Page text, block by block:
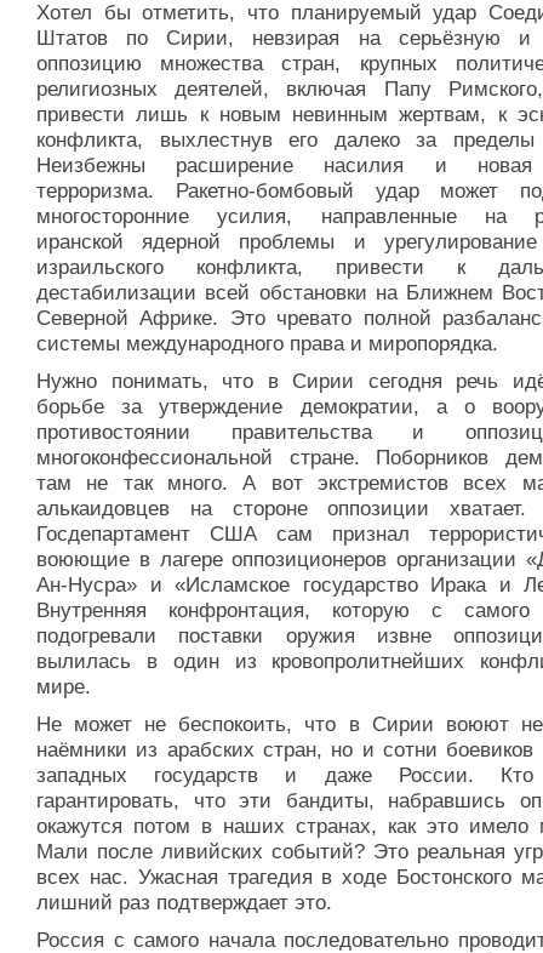
Хотел бы отметить, что планируемый удар
Штатов по Сирии, невзирая на серьёзную и
оппозицию множества стран, крупных
религиозных деятелей, включая Папу
привести лишь к новым невинным жертвам, к
конфликта, выхлестнув его далеко за
Неизбежны расширение насилия и новая
терроризма. Ракетно-бомбовый удар может
многосторонние усилия, направленные на
иранской ядерной проблемы и
израильского конфликта, привести к
дестабилизации всей обстановки на Ближнем
Северной Африке. Это чревато полной
системы международного права и миропорядка.
Нужно понимать, что в Сирии сегодня речь
борьбе за утверждение демократии, а о
противостоянии правительства и
многоконфессиональной стране. Поборников
там не так много. А вот экстремистов всех
алькаидовцев на стороне оппозиции хватает.
Госдепартамент США сам признал
воюющие в лагере оппозиционеров организации
Ан-Нусра» и «Исламское государство Ирака и
Внутренняя конфронтация, которую с самого
подогревали поставки оружия извне
вылилась в один из кровопролитнейших
мире.
Не может не беспокоить, что в Сирии воюют не
наёмники из арабских стран, но и сотни боевиков
западных государств и даже России.
гарантировать, что эти бандиты, набравшись
окажутся потом в наших странах, как это имело
Мали после ливийских событий? Это реальная
всех нас. Ужасная трагедия в ходе Бостонского
лишний раз подтверждает это.
Россия с самого начала последовательно